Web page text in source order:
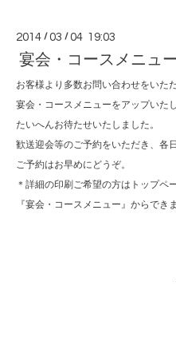
2014 /03 /04 19:03
宴会・コースメニュ
お客様より多数お問い合わせをいた
宴会・コースメニューをアップいた
たいへんお待たせいたしました。
歓送迎会等のご予約をいただき、各
ご予約はお早めにどうぞ。
＊詳細の印刷ご希望の方はトップペ
『宴会・コースメニュー』からでき